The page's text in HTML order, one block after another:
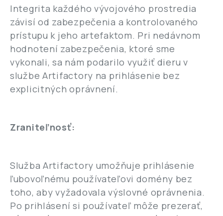
Integrita každého vývojového prostredia
závisí od zabezpečenia a kontrolovaného
prístupu k jeho artefaktom. Pri nedávnom
hodnotení zabezpečenia, ktoré sme
vykonali, sa nám podarilo využiť dieru v
službe Artifactory na prihlásenie bez
explicitných oprávnení.
Zraniteľnosť:
Služba Artifactory umožňuje prihlásenie
ľubovoľnému používateľovi domény bez
toho, aby vyžadovala výslovné oprávnenia.
Po prihlásení si používateľ môže prezerať,